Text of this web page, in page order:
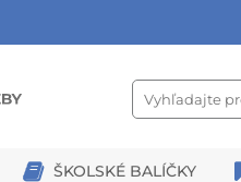
ŠKOLSKÉ BALÍČKY